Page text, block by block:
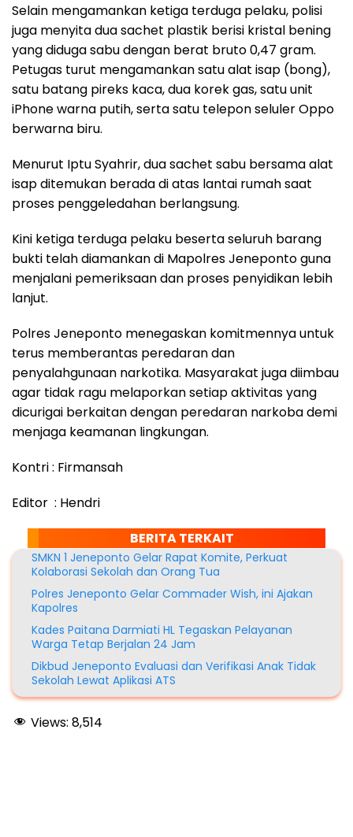
Selain mengamankan ketiga terduga pelaku, polisi
juga menyita dua sachet plastik berisi kristal bening
yang diduga sabu dengan berat bruto 0,47 gram.
Petugas turut mengamankan satu alat isap (bong),
satu batang pireks kaca, dua korek gas, satu unit
iPhone warna putih, serta satu telepon seluler Oppo
berwarna biru.
Menurut Iptu Syahrir, dua sachet sabu bersama alat
isap ditemukan berada di atas lantai rumah saat
proses penggeledahan berlangsung.
Kini ketiga terduga pelaku beserta seluruh barang
bukti telah diamankan di Mapolres Jeneponto guna
menjalani pemeriksaan dan proses penyidikan lebih
lanjut.
Polres Jeneponto menegaskan komitmennya untuk
terus memberantas peredaran dan
penyalahgunaan narkotika. Masyarakat juga diimbau
agar tidak ragu melaporkan setiap aktivitas yang
dicurigai berkaitan dengan peredaran narkoba demi
menjaga keamanan lingkungan.
Kontri : Firmansah
Editor : Hendri
BERITA TERKAIT
SMKN 1 Jeneponto Gelar Rapat Komite, Perkuat
Kolaborasi Sekolah dan Orang Tua
Polres Jeneponto Gelar Commader Wish, ini Ajakan
Kapolres
Kades Paitana Darmiati HL Tegaskan Pelayanan
Warga Tetap Berjalan 24 Jam
Dikbud Jeneponto Evaluasi dan Verifikasi Anak Tidak
Sekolah Lewat Aplikasi ATS
Views: 8,514